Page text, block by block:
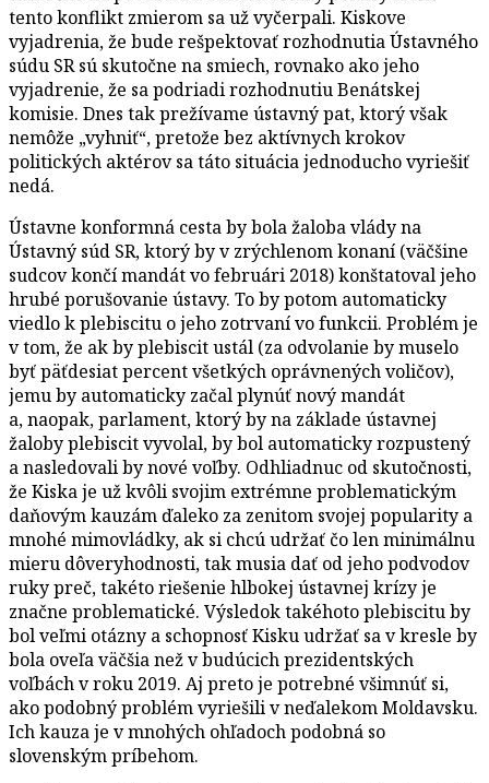
tento konflikt zmierom sa už vyčerpali. Kiskove
vyjadrenia, že bude rešpektovať rozhodnutia Ústavného
súdu SR sú skutočne na smiech, rovnako ako jeho
vyjadrenie, že sa podriadi rozhodnutiu Benátskej
komisie. Dnes tak prežívame ústavný pat, ktorý však
nemôže „vyhniť“, pretože bez aktívnych krokov
politických aktérov sa táto situácia jednoducho vyriešiť
nedá.
Ústavne konformná cesta by bola žaloba vlády na
Ústavný súd SR, ktorý by v zrýchlenom konaní (väčšine
sudcov končí mandát vo februári 2018) konštatoval jeho
hrubé porušovanie ústavy. To by potom automaticky
viedlo k plebiscitu o jeho zotrvaní vo funkcii. Problém je
v tom, že ak by plebiscit ustál (za odvolanie by muselo
byť päťdesiat percent všetkých oprávnených voličov),
jemu by automaticky začal plynúť nový mandát
a, naopak, parlament, ktorý by na základe ústavnej
žaloby plebiscit vyvolal, by bol automaticky rozpustený
a nasledovali by nové voľby. Odhliadnuc od skutočnosti,
že Kiska je už kvôli svojim extrémne problematickým
daňovým kauzám ďaleko za zenitom svojej popularity a
mnohé mimovládky, ak si chcú udržať čo len minimálnu
mieru dôveryhodnosti, tak musia dať od jeho podvodov
ruky preč, takéto riešenie hlbokej ústavnej krízy je
značne problematické. Výsledok takéhoto plebiscitu by
bol veľmi otázny a schopnosť Kisku udržať sa v kresle by
bola oveľa väčšia než v budúcich prezidentských
voľbách v roku 2019. Aj preto je potrebné všimnúť si,
ako podobný problém vyriešili v neďalekom Moldavsku.
Ich kauza je v mnohých ohľadoch podobná so
slovenským príbehom.